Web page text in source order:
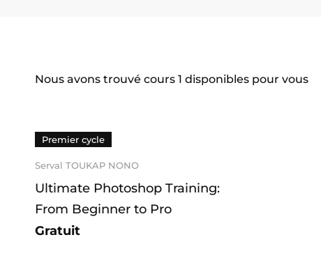
Nous avons trouvé cours 1 disponibles pour vous
Premier cycle
Serval TOUKAP NONO
Ultimate Photoshop Training:
From Beginner to Pro
Gratuit